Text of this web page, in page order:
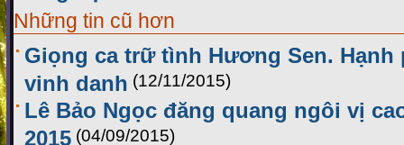
Những tin cũ hơn
Giọng ca trữ tình Hương Sen.
vinh danh (12/11/2015)
Lê Bảo Ngọc đăng quang ngôi vị
2015 (04/09/2015)